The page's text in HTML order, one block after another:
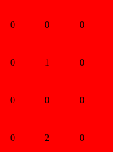
0 0 0
0 1 0
0 0 0
0 2
0